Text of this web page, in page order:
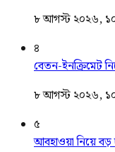
৮ আগস্ট ২০২৬,
৪
বেতন-ইনক্রিমেট
৮ আগস্ট ২০২৬,
৫
আবহাওয়া নিয়ে বড়